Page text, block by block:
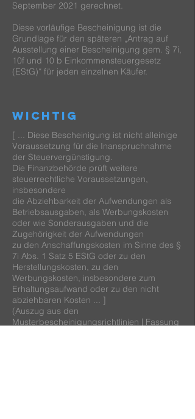
September 2021 gerechnet.
Diese vorläufige Bescheinigung ist die
Grundlage für den späteren „Antrag auf
Ausstellung einer Bescheinigung gem. § 7i,
10f und 10 b Einkommensteuergesetz
(EStG)“ für jeden einzelnen Käufer.
wichtig
[ ... Diese Bescheinigung ist nicht alleinige
Voraussetzung für die Inanspruchnahme
der Steuervergünstigung.
Die Finanzbehörde prüft weitere
steuerrechtliche Voraussetzungen,
insbesondere
die Abziehbarkeit der Aufwendungen als
Betriebsausgaben, als Werbungskosten
oder wie Sonderausgaben und die
Zugehörigkeit der Aufwendungen
zu den Anschaffungskosten im Sinne des §
7i Abs. 1 Satz 5 EStG oder zu den
Herstellungskosten, zu den
Werbungskosten, insbesondere zum
Erhaltungsaufwand oder zu den nicht
abziehbaren Kosten ... ]
(Auszug aus den
Musterbescheinigungsrichtlinien | Fassung